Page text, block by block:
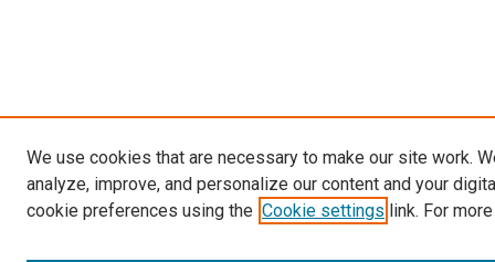
We use cookies that are necessary to make our site work.
analyze, improve, and personalize our content and your
cookie preferences using the Cookie settings link. For